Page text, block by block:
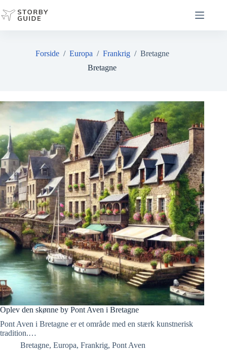
til
indhold
Forside/ Europa / Frankrig/ Bretagne
Bretagne
Oplev den skønne by Pont Aven i Bretagne
Pont Aven i Bretagne er et område med en stærk kunstnerisk
tradition.…
Bretagne, Europa, Frankrig, Pont Aven